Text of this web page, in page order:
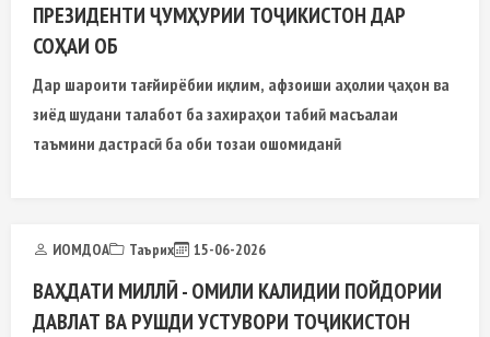
ПРЕЗИДЕНТИ ҶУМҲУРИИ ТОҶИКИСТОН ДАР
СОҲАИ ОБ
Дар шароити тағйирёбии иқлим, афзоиши аҳолии ҷаҳон ва
зиёд шудани талабот ба захираҳои табиӣ масъалаи
таъмини дастрасӣ ба оби тозаи ошомиданӣ
ИОМДОА Таърих 15-06-2026
ВАҲДАТИ МИЛЛӢ - ОМИЛИ КАЛИДИИ ПОЙДОРИИ
ДАВЛАТ ВА РУШДИ УСТУВОРИ ТОҶИКИСТОН